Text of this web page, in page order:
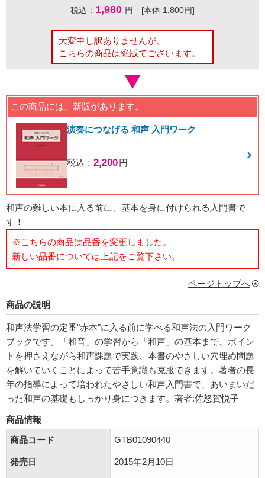
税込： 1,980 円 [本体 1,800円]
大変申し訳ありませんが、
こちらの商品は絶版でございます。
この商品には、新版があります。
演奏につなげる 和声 入門ワーク
税込： 2,200円
和声の難しい本に入る前に、基本を身に付けられる入門書で
す！
※こちらの商品は品番を変更しました。
新しい品番については上記をご覧下さい。
ページトップへ
商品の説明
和声法学習の定番"赤本"に入る前に学べる和声法の入門ワーク
ブックです。「和音」の学習から「和声」の基本まで、ポイン
トを押さえながら和声課題で実践、本書のやさしい穴埋め問題
を解いていくことによって苦手意識も克服できます。著者の長
年の指導によって培われたやさしい和声入門書で、あいまいだ
った和声の基礎もしっかり身につきます。著者:佐怒賀悦子
商品情報
商品コード
GTB01090440
発売日 2015年2月10日